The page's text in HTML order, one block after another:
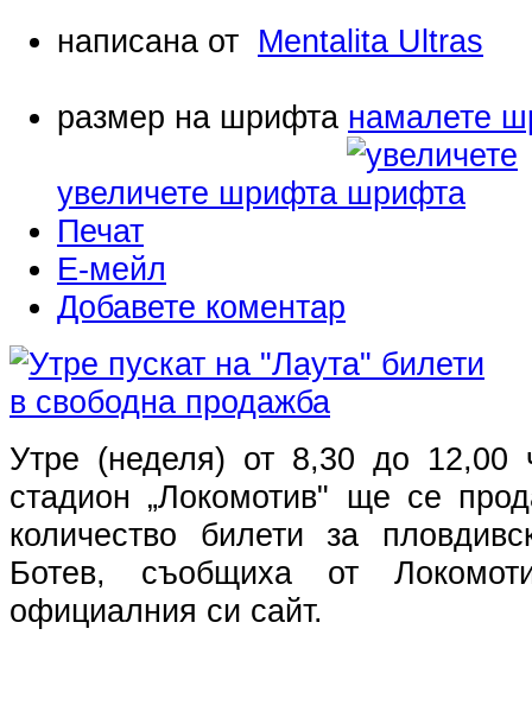
написана от Mentalita Ultras
размер на шрифта намалете
увеличете шрифта
Печат
Е-мейл
Добавете коментар
Утре (неделя) от 8,30 до 12,00
стадион „Локомотив" ще се
количество билети за
Ботев, съобщиха от
официалния си сайт.